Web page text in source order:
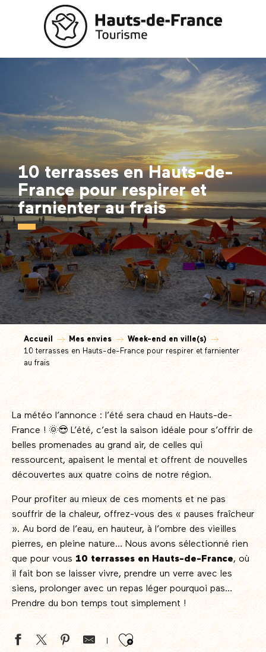
10 terrasses en Hauts-de-
France pour respirer et
farnienter au frais
Accueil Mes envies
Week-end en ville(s)
10 terrasses en Hauts-de-France pour respirer et farnienter
au frais
La météo l’annonce : l’été sera chaud en Hauts-de-
France ! 🌞😎 L’été, c’est la saison idéale pour s’offrir de
belles promenades au grand air, de celles qui
ressourcent, apaisent le mental et offrent de nouvelles
découvertes aux quatre coins de notre région.
Pour profiter au mieux de ces moments et ne pas
souffrir de la chaleur, offrez-vous des « pauses fraîcheur
». Au bord de l’eau, en hauteur, à l’ombre des vieilles
pierres, en pleine nature… Nous avons sélectionné rien
que pour vous10 terrasses en Hauts-de-France, où
il fait bon se laisser vivre, prendre un verre avec les
siens, prolonger avec un repas léger pourquoi pas…
Prendre du bon temps tout simplement !
Ajouter aux